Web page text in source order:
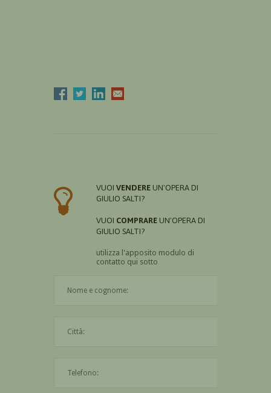
VUOI VENDERE UN'OPERA DI
GIULIO SALTI?
VUOI COMPRARE UN'OPERA DI
GIULIO SALTI?
utilizza l'apposito modulo di
contatto qui sotto